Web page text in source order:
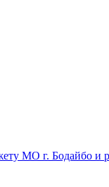
МО г. Бодайбо и